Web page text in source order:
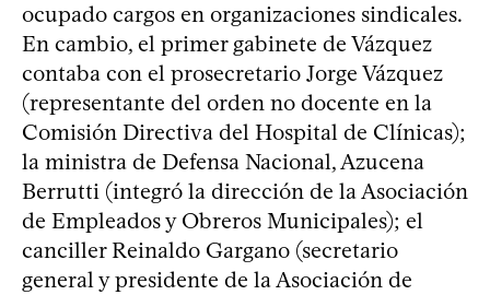
ocupado cargos en organizaciones sindicales.
En cambio, el primer gabinete de Vázquez
contaba con el prosecretario Jorge Vázquez
(representante del orden no docente en la
Comisión Directiva del Hospital de Clínicas);
la ministra de Defensa Nacional, Azucena
Berrutti (integró la dirección de la Asociación
de Empleados y Obreros Municipales); el
canciller Reinaldo Gargano (secretario
general y presidente de la Asociación de